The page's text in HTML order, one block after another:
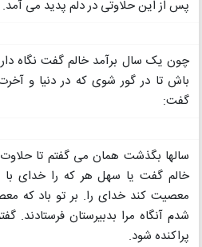
پس از این حلاوتی در دلم پدید می آمد.
چون یک سال برآمد خالم گفت نگاه دار
باش تا در گور شوی که در دنیا و
گفت:
سالها بگذشت همان می گفتم تا
خالم گفت یا سهل هر که را خدای با
معصیت کند خدای را. بر تو باد که
شدم آنگاه مرا بدبیرستان
پراکنده شود.